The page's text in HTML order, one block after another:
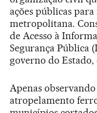
ações públicas
metropolitana.
de Acesso à
Segurança Pública
governo do Estado,
Apenas observando
atropelamento